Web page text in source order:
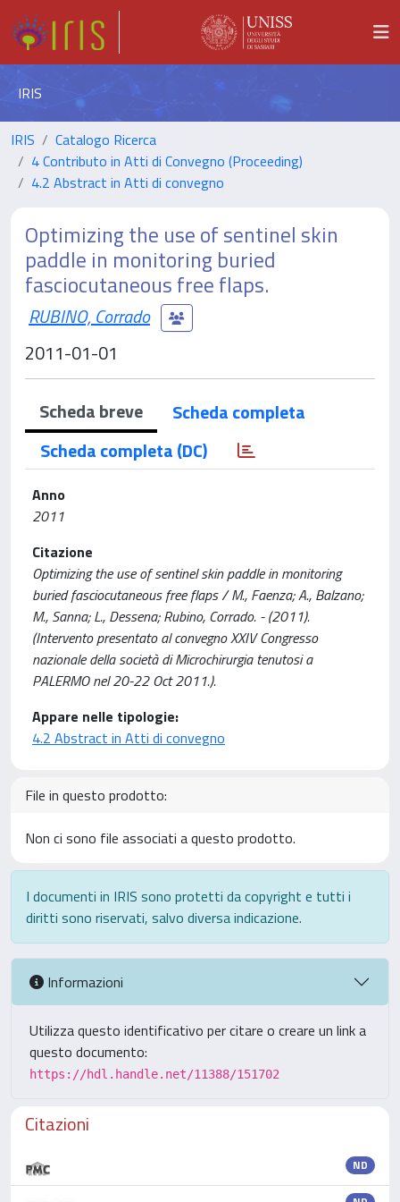
IRIS
IRIS
Catalogo Ricerca
4 Contributo in Atti di Convegno (Proceeding)
4.2 Abstract in Atti di convegno
Optimizing the use of sentinel skin
paddle in monitoring buried
fasciocutaneous free flaps.
RUBINO, Corrado
2011-01-01
Scheda breve
Scheda completa
Scheda completa (DC)
Anno
2011
Citazione
Optimizing the use of sentinel skin paddle in monitoring
buried fasciocutaneous free flaps / M., Faenza; A., Balzano;
M., Sanna; L., Dessena; Rubino, Corrado. - (2011).
(Intervento presentato al convegno XXIV Congresso
nazionale della società di Microchirurgia tenutosi a
PALERMO nel 20-22 Oct 2011.).
Appare nelle tipologie:
4.2 Abstract in Atti di convegno
File in questo prodotto:
Non ci sono file associati a questo prodotto.
I documenti in IRIS sono protetti da copyright e tutti i
diritti sono riservati, salvo diversa indicazione.
Informazioni
Utilizza questo identificativo per citare o creare un link a
questo documento:
https://hdl.handle.net/11388/151702
Citazioni
ND